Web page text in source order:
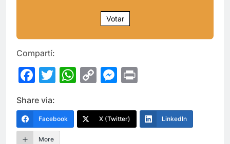
Votar
Compartí:
Facebook
Twitter
WhatsApp
CopyMessenger
Share via:
Facebook X (Twitter) LinkedIn
More